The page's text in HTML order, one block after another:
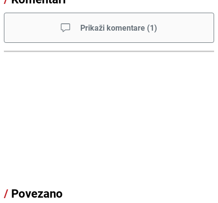
Prikaži komentare (1)
/ Povezano